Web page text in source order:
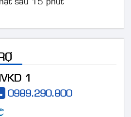
1
0989.290.800